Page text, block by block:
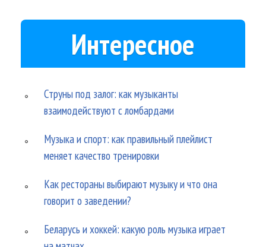
Интересное
Струны под залог: как музыканты
взаимодействуют с ломбардами
Музыка и спорт: как правильный плейлист
меняет качество тренировки
Как рестораны выбирают музыку и что она
говорит о заведении?
Беларусь и хоккей: какую роль музыка играет